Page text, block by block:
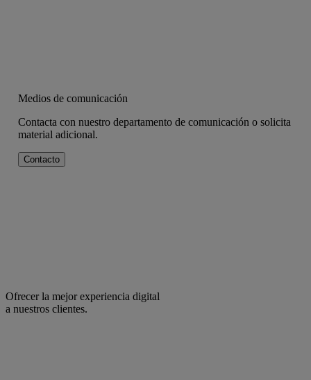
Medios de comunicación
Contacta con nuestro departamento de comunicación o solicita
material adicional.
Contacto
Ofrecer la mejor experiencia digital
a nuestros clientes.